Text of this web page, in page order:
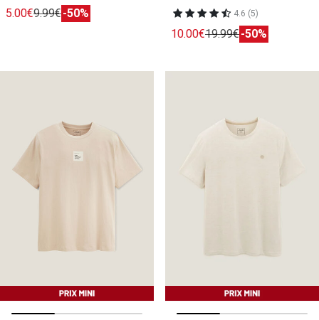
5.00€9.99€-50% 4.6 (5)
10.00€19.99€-50%